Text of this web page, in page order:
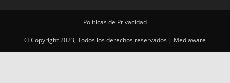
Políticas de Privacidad
© Copyright 2023, Todos los derechos reservados | Mediaware